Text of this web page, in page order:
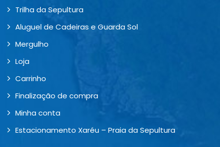
Trilha da Sepultura
Aluguel de Cadeiras e Guarda Sol
Mergulho
Loja
Carrinho
Finalização de compra
Minha conta
Estacionamento Xaréu – Praia da Sepultura